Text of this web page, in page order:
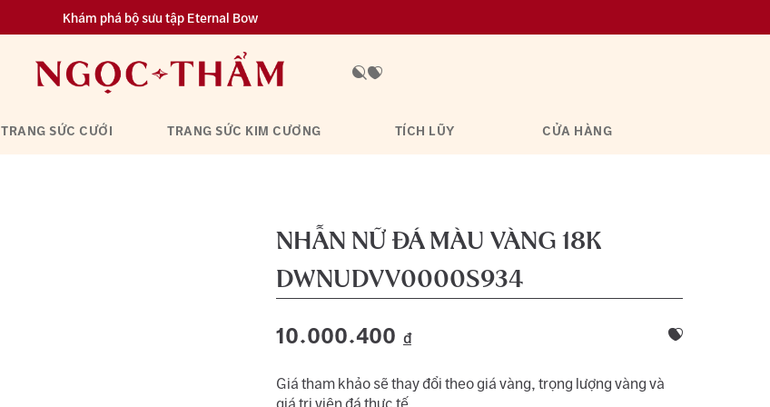
Khám phá bộ sưu tập Eternal Bow
Đa dạng lựa chọn tích luỹ từ 0.1 chỉ vàng 999.9
TRANG SỨC CƯỚI TRANG SỨC KIM CƯƠNG TÍCH LŨY CỬA HÀNG
NHẪN NỮ ĐÁ MÀU VÀNG 18K
DWNUDVV0000S934
10.000.400 đ
Giá tham khảo sẽ thay đổi theo giá vàng, trọng lượng vàng và